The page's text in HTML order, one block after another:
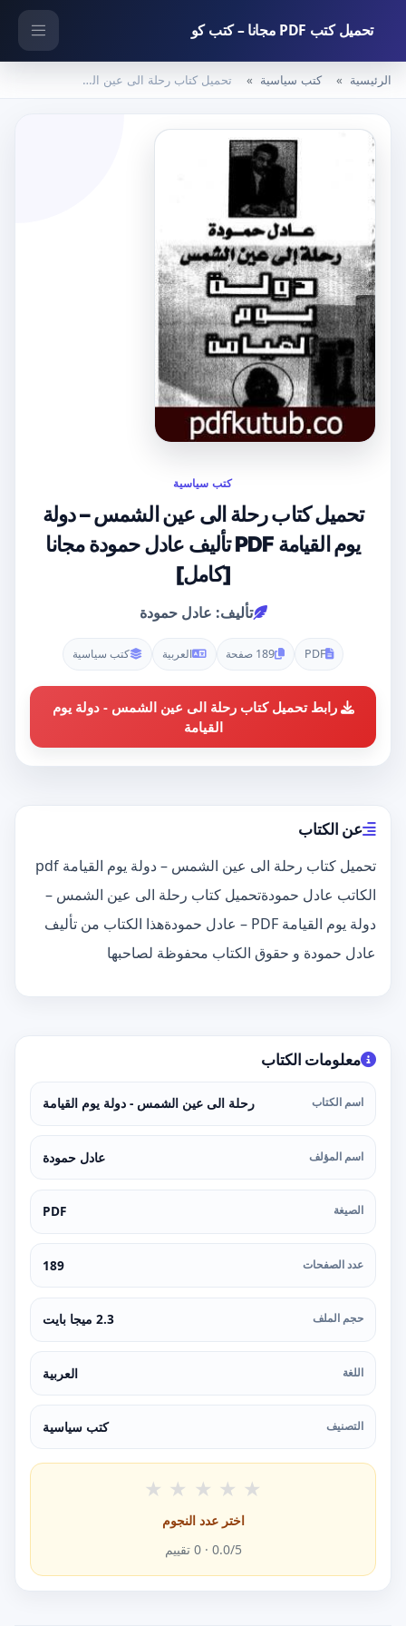
تحميل كتب PDF مجانا – كتب كو
الرئيسية كتب سياسية تحميل كتاب رحلة الى عين الشمس – دولة يوم القيامة PDF تأليف عادل حمودة مجانا [كامل]
كتب سياسية
تحميل كتاب رحلة الى عين الشمس – دولة
يوم القيامة PDF تأليف عادل حمودة مجانا
[كامل]
تأليف: عادل حمودة
PDF 189 صفحة العربية كتب سياسية
رابط تحميل كتاب رحلة الى عين الشمس - دولة يوم
القيامة
عن الكتاب
تحميل كتاب رحلة الى عين الشمس – دولة يوم القيامة pdf
الكاتب عادل حمودةتحميل كتاب رحلة الى عين الشمس –
دولة يوم القيامة PDF – عادل حمودةهذا الكتاب من تأليف
عادل حمودة و حقوق الكتاب محفوظة لصاحبها
معلومات الكتاب
اسم الكتاب رحلة الى عين الشمس - دولة يوم القيامة
اسم المؤلف عادل حمودة
الصيغة PDF
عدد الصفحات 189
حجم الملف 2.3 ميجا بايت
اللغة العربية
التصنيف كتب سياسية
★ ★ ★ ★ ★
اختر عدد النجوم
0.0/5 ·
0 تقييم